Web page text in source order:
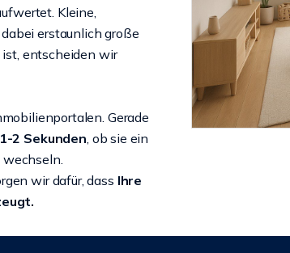
Kleine,
erstaunlich große
entscheiden wir
Gerade
1-2 Sekunden, ob sie ein
wir dafür, dass Ihre